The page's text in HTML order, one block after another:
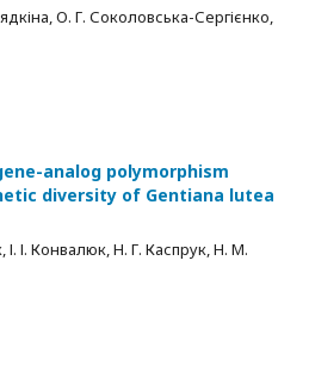
О. Г. Соколовська-Сергієнко,
analog polymorphism
diversity of Gentiana lutea
І. Конвалюк, Н. Г. Каспрук, Н. М.